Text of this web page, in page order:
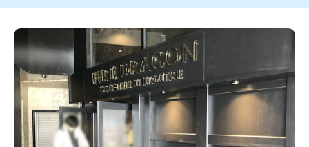
新潟市中央区 新潟市東区 新潟市西区
新潟市南区
新潟市江南区 新潟市秋葉区
村上・関川
新発田・聖籠
胎内・粟島
三条・加茂・田上
五泉・阿賀野・阿賀
燕・弥彦
長岡・見附
小千谷・十日町・津南
魚沼・南魚沼・湯沢
柏崎・刈羽・出雲崎
上越・妙高・糸魚川
ご当地グルメ 食べ歩き テイクアウト
カフェ
居酒屋・バー 焼肉
パスタ
パン・ベーカリー
タレカツ・豚カツ
デカ盛り・大盛り
旨辛・激辛
定食・町定食 海鮮・鮨
そば・うどん
日本酒・新潟清酒
ワイン・クラフトビール
ケーキ・パフェ
ビアガーデン・暑気払い
セミナー・講演会 子ども向け 花火大会
住宅展示場
完成見学会 学生スポーツ
観光スポット
温泉・入浴 ホテル 旅館
水族館
リラクゼーション・整体
スキー場
リユース・買取
病院・クリニック
イオンモール
ラブラ万代・ラブラ2
ビルボードプレイスBP
新潟伊勢丹
リバーサイド千秋
パティオPATIO
新車・中古車・カー用品
旅行・レジャー
冠婚葬祭
習い事・塾 通販・EC
官公庁・自治体
新潟市 チラシ
長岡・見附 チラシ
上越・妙高・糸魚川 チラシ
注目 チラシ
週末セール
火曜セール
オープン・リニューアルセール
周年祭・感謝祭セール
年末・初売りセール